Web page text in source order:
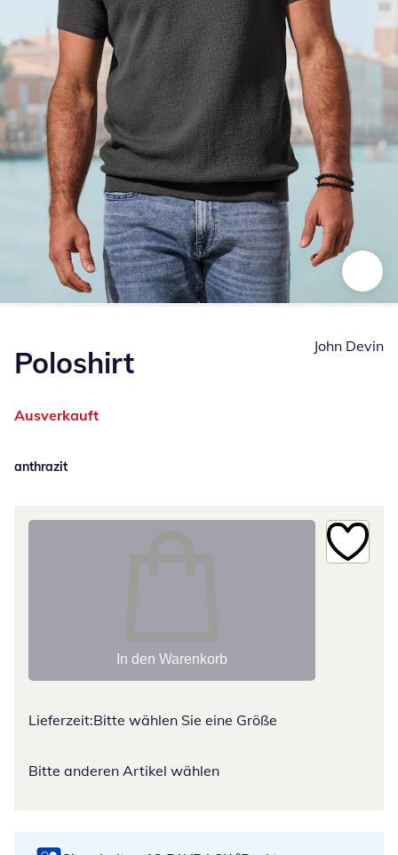
Poloshirt
Ausverkauft
John Devin
anthrazit
In den Warenkorb
Lieferzeit:Bitte wählen Sie eine Größe
Bitte anderen Artikel wählen